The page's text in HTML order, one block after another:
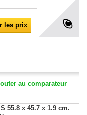
les prix
au comparateur
55.8 x 45.7 x 1.9 cm.